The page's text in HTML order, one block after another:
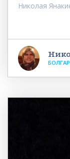
Николая